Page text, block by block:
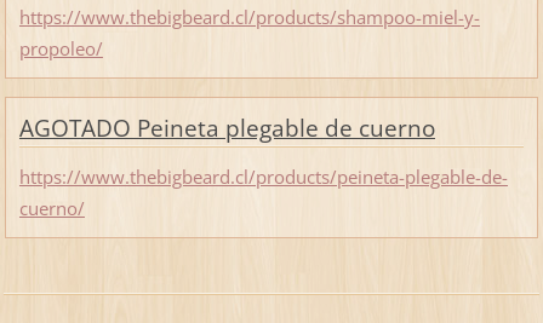
https://www.thebigbeard.cl/products/shampoo-miel-y-
propoleo/
AGOTADO Peineta plegable de cuerno
https://www.thebigbeard.cl/products/peineta-plegable-de-
cuerno/